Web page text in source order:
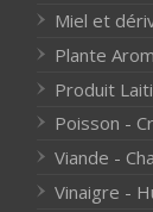
Miel et
Plante
Produit
Poisson -
Viande -
Vinaigre -